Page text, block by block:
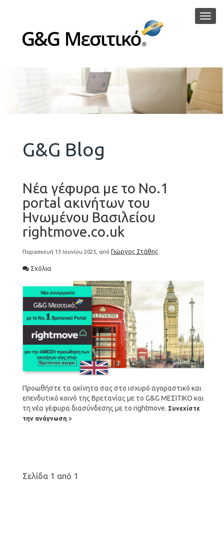
G&G Blog
Νέα γέφυρα με το Νο.1
portal ακινήτων του
Ηνωμένου Βασιλείου
rightmove.co.uk
Παρασκευή 13 Ιουνίου 2025, από Γιώργος Στάθης
Σχόλια
Προωθήστε τα ακίνητα σας στο ισχυρό αγοραστικό και
επενδυτικό κοινό της Βρετανίας με το G&G ΜΕΣΙΤΙΚΟ και
τη νέα γέφυρα διασύνδεσης με το rightmove. Συνεχίστε
την ανάγνωση
Σελίδα 1 από 1